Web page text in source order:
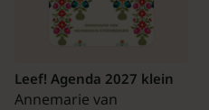
Leef! Agenda 2027 klein
Annemarie van